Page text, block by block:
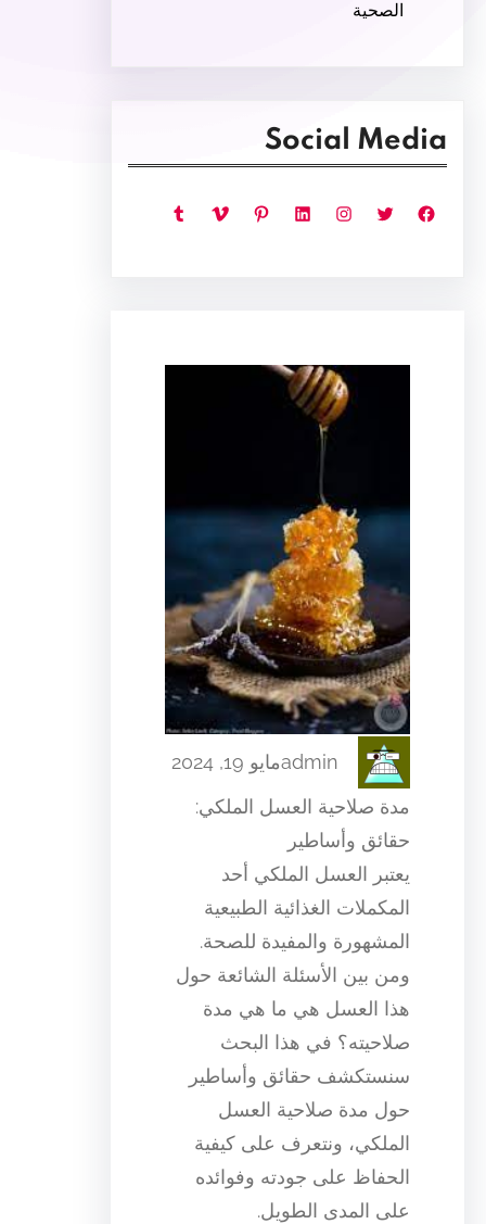
الصحية
Social Media
فيسبوك تويتر إنستجرام لينكد إن بينتريست فيميو تمبلر
adminمايو 19, 2024
مدة صلاحية العسل الملكي:
حقائق وأساطير
يعتبر العسل الملكي أحد
المكملات الغذائية الطبيعية
المشهورة والمفيدة للصحة.
ومن بين الأسئلة الشائعة حول
هذا العسل هي ما هي مدة
صلاحيته؟ في هذا البحث
سنستكشف حقائق وأساطير
حول مدة صلاحية العسل
الملكي، ونتعرف على كيفية
الحفاظ على جودته وفوائده
على المدى الطويل.